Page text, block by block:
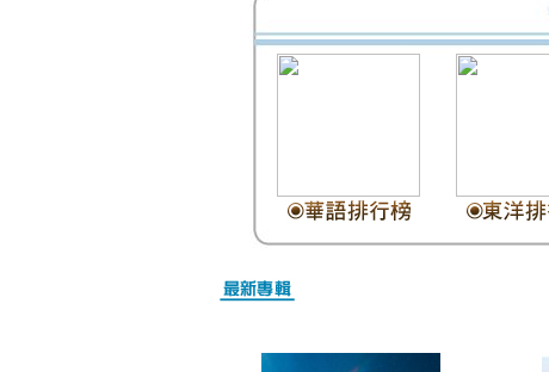
Christian Louboutin Schuhe Outlet
Nike Air Max Kaufen Schweiz